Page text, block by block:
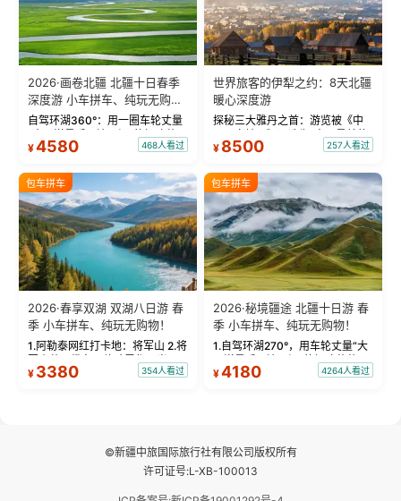
2026·画卷北疆 北疆十日春季
深度游 小车拼车、纯玩无购
物！
自驾环湖360°：用一圈车轮丈量
“大西洋最后一滴眼泪”的极致蔚
蓝。 赛湖旅拍：甄选多款风格服
绝美瞬间。 赛湖坦克300跟车视
频：专业摄影师...
¥4580 468人看过
世界旅客的伊犁之约：8天北疆
暖心深度游
探秘三大雅丹之首：游览被《中
国国家地理》评选为“中国最美的
三大雅丹”第一名的克拉玛依魔鬼
瓦人最大村落——禾木村，欣赏
晨雾与小木...
¥ 8500 257人看过
包车拼车
2026·春享双湖 双湖八日游 春
季 小车拼车、纯玩无购物！
1.阿勒泰网红打卡地：将军山 2.将
军山落日缆车，体验雪都风光 3.
将军山，夕阳派对，蹦迪party 4.
¥ 3380 354人看过
包车拼车
2026·秘境疆途 北疆十日游 春
季 小车拼车、纯玩无购物！
1.自驾环湖270°，用车轮丈量“大
西洋最后一滴眼泪”的极致蔚蓝，
让雪山、花海与深邃湖水在转弯
¥4180 4264人看过
©新疆中旅国际旅行社有限公司版权所有
许可证号:L-XB-100013